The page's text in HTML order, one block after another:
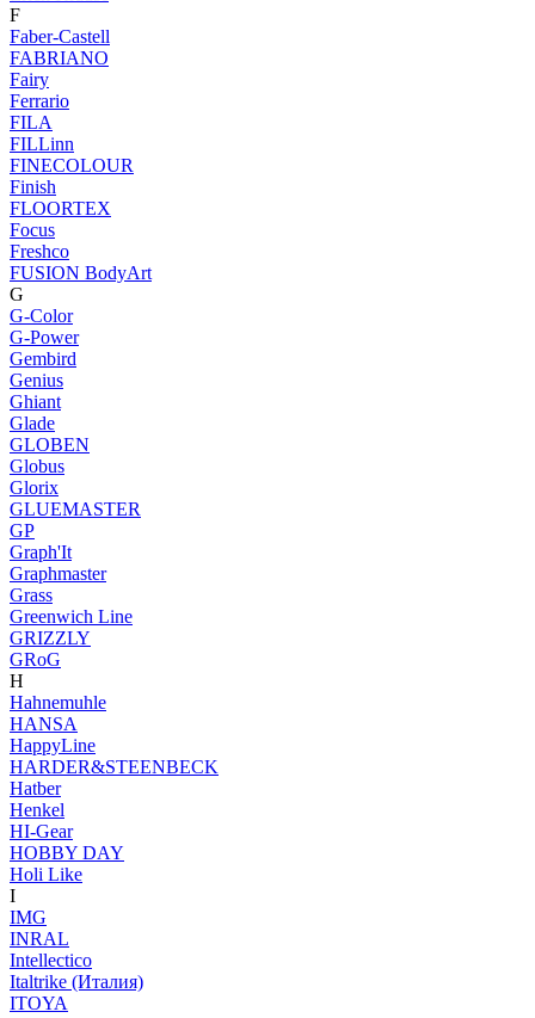
F
Faber-Castell
FABRIANO
Fairy
Ferrario
FILA
FILLinn
FINECOLOUR
Finish
FLOORTEX
Focus
Freshco
FUSION BodyArt
G
G-Color
G-Power
Gembird
Genius
Ghiant
Glade
GLOBEN
Globus
Glorix
GLUEMASTER
GP
Graph'It
Graphmaster
Grass
Greenwich Line
GRIZZLY
GRoG
H
Hahnemuhle
HANSA
HappyLine
HARDER&STEENBECK
Hatber
Henkel
HI-Gear
HOBBY DAY
Holi Like
I
IMG
INRAL
Intellectico
Italtrike (Италия)
ITOYA